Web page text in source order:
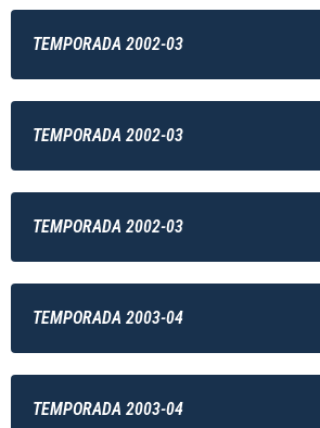
TEMPORADA 2002-03
TEMPORADA 2002-03
TEMPORADA 2002-03
TEMPORADA 2003-04
TEMPORADA 2003-04